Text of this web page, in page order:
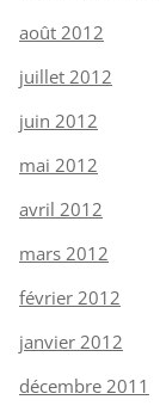
août 2012
juillet 2012
juin 2012
mai 2012
avril 2012
mars 2012
février 2012
janvier 2012
décembre 2011